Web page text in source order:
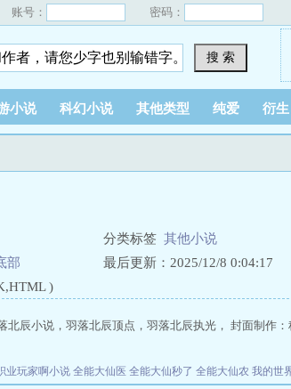
账号： 密码：
搜 索
小说 科幻小说 其他类型 纯爱 衍生
分类标签 其他小说
部
最后更新：2025/12/8 0:04:17
)
北辰小说，羽落北辰顶点，羽落北辰执光， 封面制作
业玩家啊小说 全能大仙医 全能大仙秒了 全能大仙农 我的世